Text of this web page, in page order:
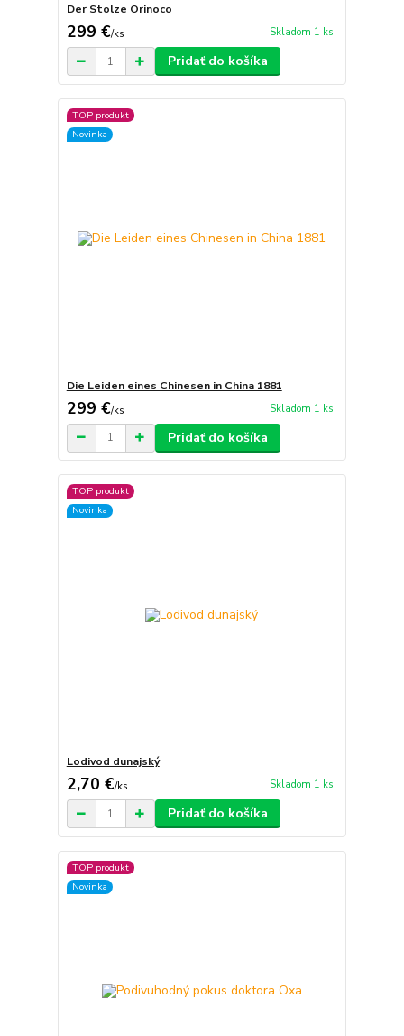
Der Stolze Orinoco
299 €/ks Skladom 1 ks
Pridať do košíka
TOP produkt
Novinka
Die Leiden eines Chinesen in China 1881
299 €/ks Skladom 1 ks
Pridať do košíka
TOP produkt
Novinka
Lodivod dunajský
2,70 €/ks Skladom 1 ks
Pridať do košíka
TOP produkt
Novinka